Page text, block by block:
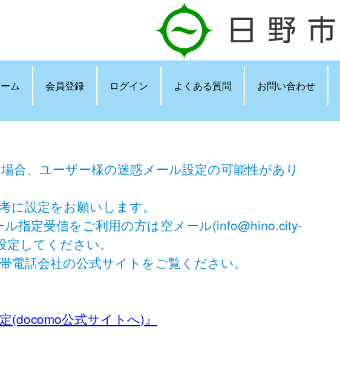
ム 会員登録 ログイン よくある質問 お問い合わせ
合、ユーザー様の迷惑メール設定の可能性があり
に設定をお願いします。
ル指定受信をご利用の方は空メール(info@hino.city-
してください。
電話会社の公式サイトをご覧ください。
(docomo公式サイトへ)』